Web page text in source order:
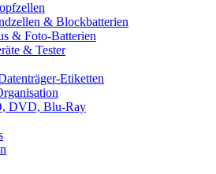
& Blockbatterien
& Foto-Batterien
& Tester
Etiketten
DVD, Blu-Ray